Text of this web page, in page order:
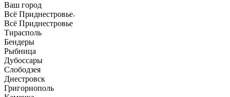
Ваш город
Всё Приднестровье
Всё Приднестровье
Тирасполь
Бендеры
Рыбница
Дубоссары
Слободзея
Днестровск
Григориополь